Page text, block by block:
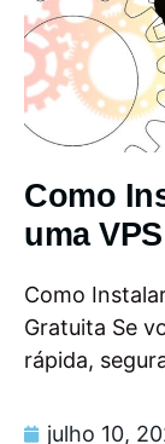
Como
uma
Como
Gratuita Se
rápida,
julho 10,